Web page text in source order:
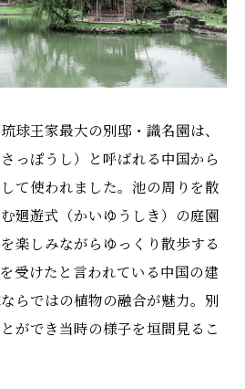
球王家最大の別邸・識名園は、
っぽうし）と呼ばれる中国から
て使われました。池の周りを散
廻遊式（かいゆうしき）の庭園
楽しみながらゆっくり散歩する
受けたと言われている中国の建
らではの植物の融合が魅力。別
ができ当時の様子を垣間見るこ